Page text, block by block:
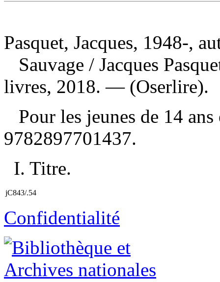
Pasquet, Jacques, 1948-,
Sauvage / Jacques
livres, 2018. — (Oserlire).
Pour les jeunes de 14
9782897701437.
I. Titre.
jC843/.54
Confidentialité